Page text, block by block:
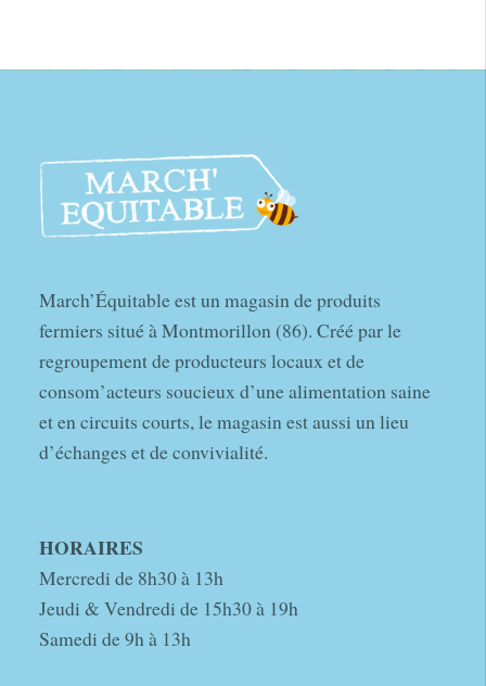
March’Équitable est un magasin de produits
fermiers situé à Montmorillon (86). Créé par le
regroupement de producteurs locaux et de
consom’acteurs soucieux d’une alimentation saine
et en circuits courts, le magasin est aussi un lieu
d’échanges et de convivialité.
HORAIRES
Mercredi de 8h30 à 13h
Jeudi & Vendredi de 15h30 à 19h
Samedi de 9h à 13h